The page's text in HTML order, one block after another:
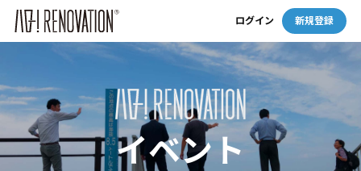
ログイン 新規登録
イベント